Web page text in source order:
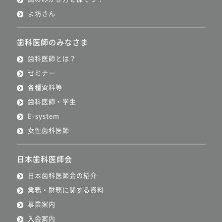
よ坊さん
歯科医師のみなさま
歯科医師とは？
セミナー
各種資料等
歯科医師・学生
E-system
女性歯科医師
日本歯科医師会
日本歯科医師会の紹介
業務・財務に関する資料
事業案内
入会案内